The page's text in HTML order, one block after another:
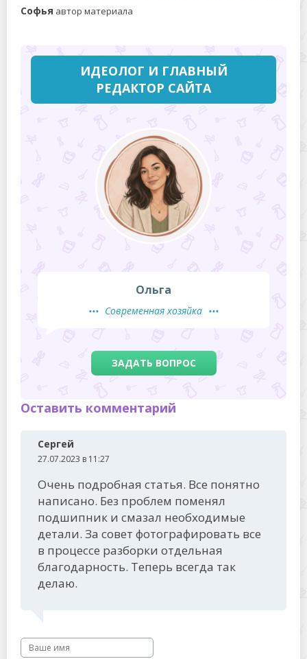
Софья автор материала
ИДЕОЛОГ И ГЛАВНЫЙ
РЕДАКТОР САЙТА
Ольга
Современная хозяйка
ЗАДАТЬ ВОПРОС
Оставить комментарий
Сергей
27.07.2023 в 11:27
Очень подробная статья. Все понятно
написано. Без проблем поменял
подшипник и смазал необходимые
детали. За совет фотографировать все
в процессе разборки отдельная
благодарность. Теперь всегда так
делаю.